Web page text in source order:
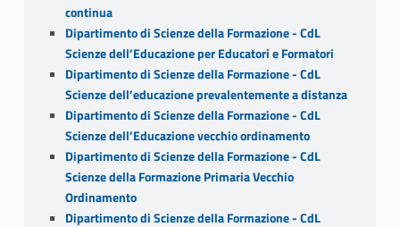
continua
Dipartimento di Scienze della Formazione - CdL
Scienze dell’Educazione per Educatori e Formatori
Dipartimento di Scienze della Formazione - CdL
Scienze dell’educazione prevalentemente a distanza
Dipartimento di Scienze della Formazione - CdL
Scienze dell’Educazione vecchio ordinamento
Dipartimento di Scienze della Formazione - CdL
Scienze della Formazione Primaria Vecchio
Ordinamento
Dipartimento di Scienze della Formazione - CdL